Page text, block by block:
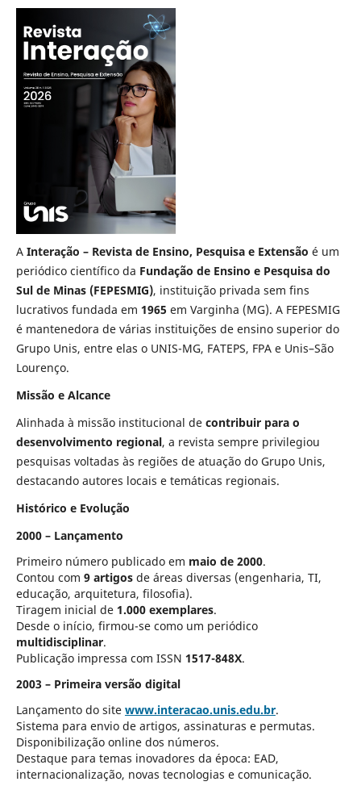
A Interação – Revista de Ensino, Pesquisa e Extensão é um
periódico científico da Fundação de Ensino e Pesquisa do
Sul de Minas (FEPESMIG), instituição privada sem fins
lucrativos fundada em 1965 em Varginha (MG). A FEPESMIG
é mantenedora de várias instituições de ensino superior do
Grupo Unis, entre elas o UNIS-MG, FATEPS, FPA e Unis–São
Lourenço.
Missão e Alcance
Alinhada à missão institucional de contribuir para o
desenvolvimento regional, a revista sempre privilegiou
pesquisas voltadas às regiões de atuação do Grupo Unis,
destacando autores locais e temáticas regionais.
Histórico e Evolução
2000 – Lançamento
Primeiro número publicado em maio de 2000.
Contou com 9 artigosde áreas diversas (engenharia, TI,
educação, arquitetura, filosofia).
Tiragem inicial de 1.000 exemplares.
Desde o início, firmou-se como um periódico
multidisciplinar.
Publicação impressa com ISSN 1517-848X.
2003 – Primeira versão digital
Lançamento do site www.interacao.unis.edu.br.
Sistema para envio de artigos, assinaturas e permutas.
Disponibilização online dos números.
Destaque para temas inovadores da época: EAD,
internacionalização, novas tecnologias e comunicação.